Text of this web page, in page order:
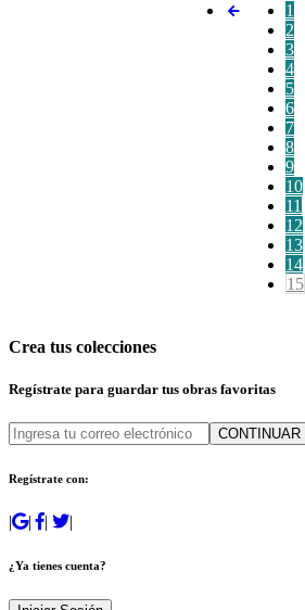
1
2
3
4
5
6
7
8
9
10
11
12
13
14
15
Crea tus colecciones
Regístrate para guardar tus obras favoritas
CONTINUAR
Regístrate con:
| | | |
¿Ya tienes cuenta?